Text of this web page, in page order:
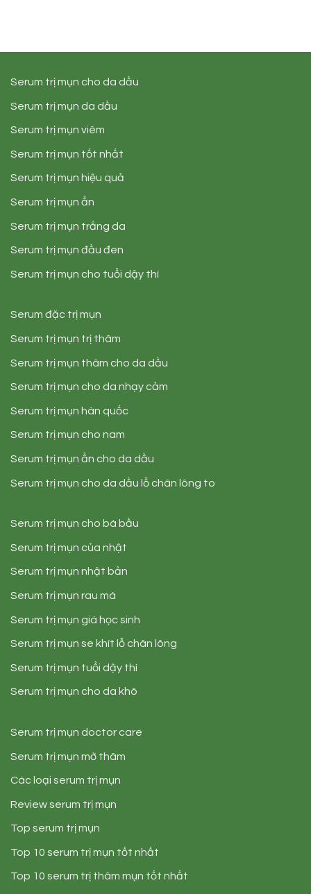
Serum trị mụn cho da dầu
Serum trị mụn da dầu
Serum trị mụn viêm
Serum trị mụn tốt nhất
Serum trị mụn hiệu quả
Serum trị mụn ẩn
Serum trị mụn trắng da
Serum trị mụn đầu đen
Serum trị mụn cho tuổi dậy thì
Serum đặc trị mụn
Serum trị mụn trị thâm
Serum trị mụn thâm cho da dầu
Serum trị mụn cho da nhạy cảm
Serum trị mụn hàn quốc
Serum trị mụn cho nam
Serum trị mụn ẩn cho da dầu
Serum trị mụn cho da dầu lỗ chân lông to
Serum trị mụn cho bà bầu
Serum trị mụn của nhật
Serum trị mụn nhật bản
Serum trị mụn rau má
Serum trị mụn giá học sinh
Serum trị mụn se khít lỗ chân lông
Serum trị mụn tuổi dậy thì
Serum trị mụn cho da khô
Serum trị mụn doctor care
Serum trị mụn mờ thâm
Các loại serum trị mụn
Review serum trị mụn
Top serum trị mụn
Top 10 serum trị mụn tốt nhất
Top 10 serum trị thâm mụn tốt nhất